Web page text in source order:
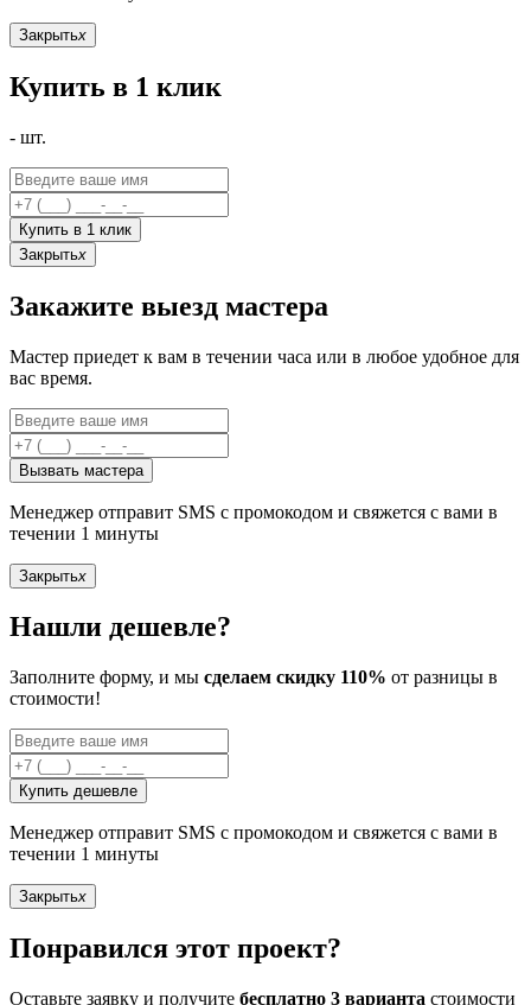
Закрытьx
Купить в 1 клик
- шт.
Купить в 1 клик
Закрытьx
Закажите выезд мастера
Мастер приедет к вам в течении часа или в любое удобное для
вас время.
Вызвать мастера
Менеджер отправит SMS с промокодом и свяжется с вами в
течении 1 минуты
Закрытьx
Нашли дешевле?
Заполните форму, и мы сделаем скидку 110% от разницы в
стоимости!
Купить дешевле
Менеджер отправит SMS с промокодом и свяжется с вами в
течении 1 минуты
Закрытьx
Понравился этот проект?
Оставьте заявку и получите бесплатно 3 варианта стоимости